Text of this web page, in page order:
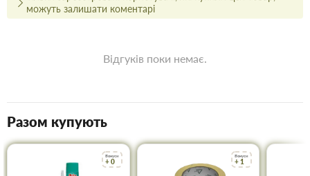
можуть залишати коментарі
Відгуків поки немає.
Разом купують
Бонуси
+ 0
Бонуси
+ 1